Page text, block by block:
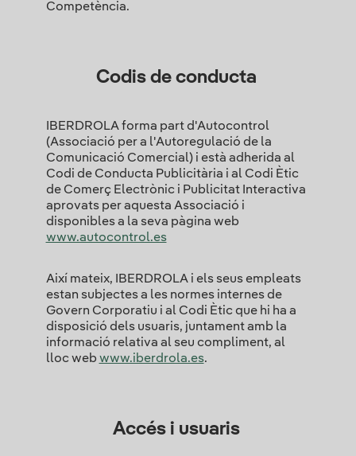
Competència.
Codis de conducta
IBERDROLA forma part d'Autocontrol
(Associació per a l'Autoregulació de la
Comunicació Comercial) i està adherida al
Codi de Conducta Publicitària i al Codi Ètic
de Comerç Electrònic i Publicitat Interactiva
aprovats per aquesta Associació i
disponibles a la seva pàgina web
www.autocontrol.es
Així mateix, IBERDROLA i els seus empleats
estan subjectes a les normes internes de
Govern Corporatiu i al Codi Ètic que hi ha a
disposició dels usuaris, juntament amb la
informació relativa al seu compliment, al
lloc web www.iberdrola.es.
Accés i usuaris